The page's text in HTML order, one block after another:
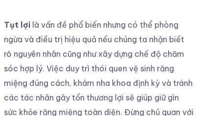
Tụt lợi là vấn đề phổ biến nhưng có thể phòng
ngừa và điều trị hiệu quả nếu chúng ta nhận biết
rõ nguyên nhân cũng như xây dựng chế độ chăm
sóc hợp lý. Việc duy trì thói quen vệ sinh răng
miệng đúng cách, khám nha khoa định kỳ và tránh
các tác nhân gây tổn thương lợi sẽ giúp giữ gìn
sức khỏe răng miệng toàn diện. Đừng chủ quan với